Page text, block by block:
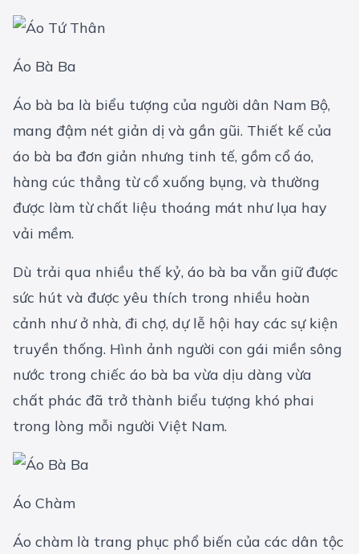
Áo Bà Ba
Áo bà ba là biểu tượng của người dân Nam Bộ,
mang đậm nét giản dị và gần gũi. Thiết kế của
áo bà ba đơn giản nhưng tinh tế, gồm cổ áo,
hàng cúc thẳng từ cổ xuống bụng, và thường
được làm từ chất liệu thoáng mát như lụa hay
vải mềm.
Dù trải qua nhiều thế kỷ, áo bà ba vẫn giữ được
sức hút và được yêu thích trong nhiều hoàn
cảnh như ở nhà, đi chợ, dự lễ hội hay các sự kiện
truyền thống. Hình ảnh người con gái miền sông
nước trong chiếc áo bà ba vừa dịu dàng vừa
chất phác đã trở thành biểu tượng khó phai
trong lòng mỗi người Việt Nam.
Áo Chàm
Áo chàm là trang phục phổ biến của các dân tộc